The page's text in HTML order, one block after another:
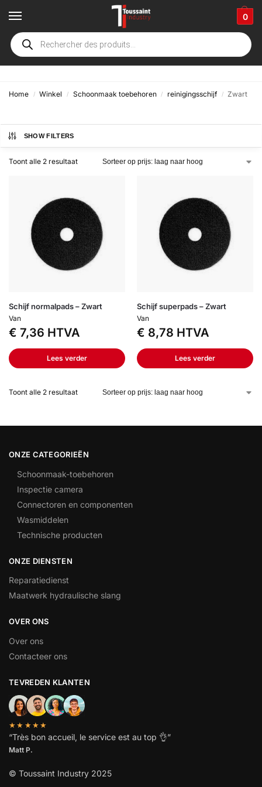
0
Zwart
Home / Winkel / Schoonmaak toebehoren / reinigingsschijf / Zwart
SHOW FILTERS
Toont alle 2 resultaat
Schijf normalpads – Zwart
Van
€ 7,36 HTVA
Lees verder
Schijf superpads – Zwart
Van
€ 8,78 HTVA
Lees verder
Toont alle 2 resultaat
ONZE CATEGORIEËN
Schoonmaak-toebehoren
Inspectie camera
Connectoren en componenten
Wasmiddelen
Technische producten
ONZE DIENSTEN
Reparatiedienst
Maatwerk hydraulische slang
OVER ONS
Over ons
Contacteer ons
TEVREDEN KLANTEN
★★★★★
“Très bon accueil, le service est au top 👌”
Matt P.
© Toussaint Industry 2025